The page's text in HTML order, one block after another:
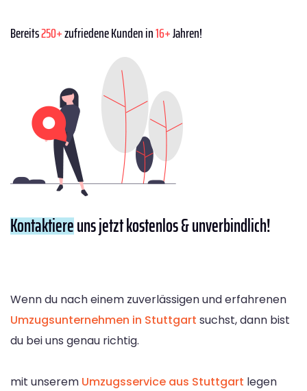
Bereits250+zufriedene Kunden in16+Jahren!
Kontaktiereuns jetzt kostenlos & unverbindlich!
Wenn du nach einem zuverlässigen und erfahrenen
Umzugsunternehmen in Stuttgart suchst, dann bist
du bei uns genau richtig.
mit unserem Umzugsservice aus Stuttgart legen